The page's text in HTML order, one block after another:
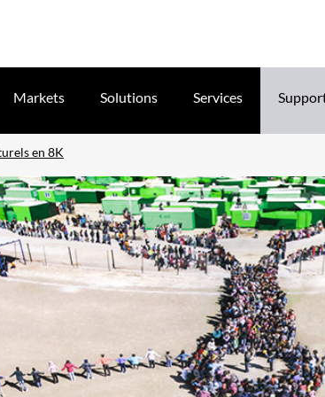
Markets Solutions Services
en 8K